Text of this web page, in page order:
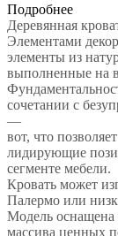
Подробнее
Деревянная
Элементами
элементы из
выполненные на
сочетании с
—
вот, что
лидирующие
сегменте мебели.
Кровать может
Палермо или
Модель оснащена
массива ценных